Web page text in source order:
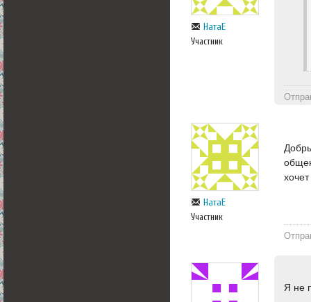
НатаЕ
Участник
НатаЕ
Участник
Я не